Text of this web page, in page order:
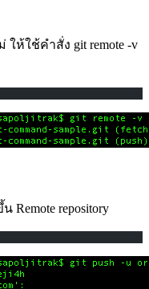
ห้ใช้คำสั่ง git remote -v
Remote repository